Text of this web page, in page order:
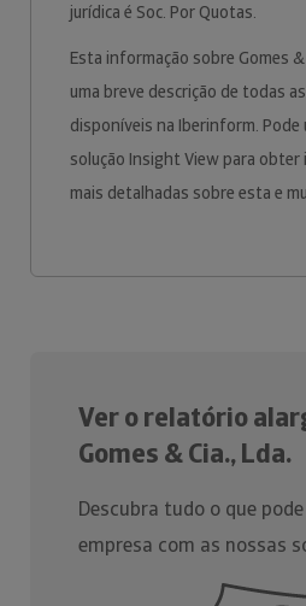
jurídica é Soc. Por Quotas.
Esta informação sobre Gomes &
uma breve descrição de todas
disponíveis na Iberinform. Pode
solução Insight View para
mais detalhadas sobre esta e
Ver o relatório
Gomes & Cia., Lda.
Descubra tudo o que
empresa com as nossas